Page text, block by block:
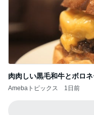
肉肉しい黒毛和牛とボロ
Amebaトピックス 1日前